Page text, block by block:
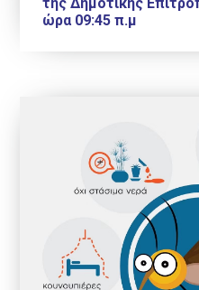
ώρα 09:45 π.μ